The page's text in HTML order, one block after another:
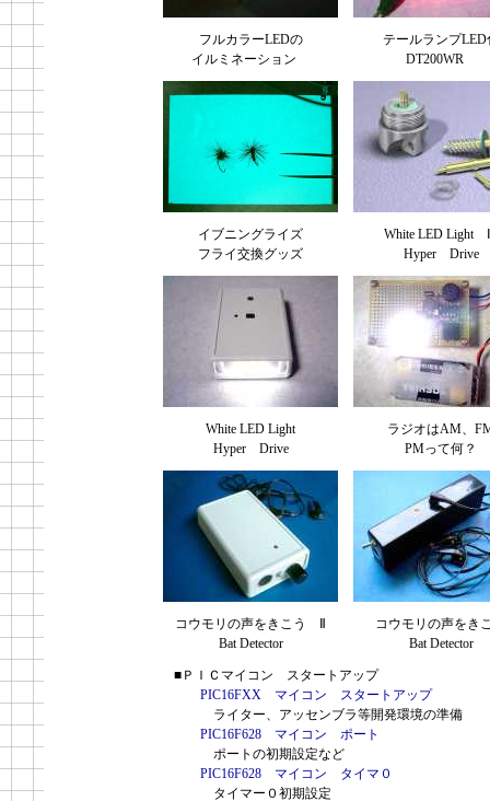
フルカラーLEDの
イルミネーション
テールランプLED
DT200WR
イブニングライズ
フライ交換グッズ
White LED Light
Hyper Drive
White LED Light
Hyper Drive
ラジオはAM、
PMって何？
コウモリの声をきこう Ⅱ
Bat Detector
コウモリの声をき
Bat Detector
■ＰＩＣマイコン スタートアップ
PIC16FXX マイコン スタートアップ
ライター、アッセンブラ等開発環境
PIC16F628 マイコン ポート
ポートの初期設定など
PIC16F628 マイコン タイマ０
タイマー０初期